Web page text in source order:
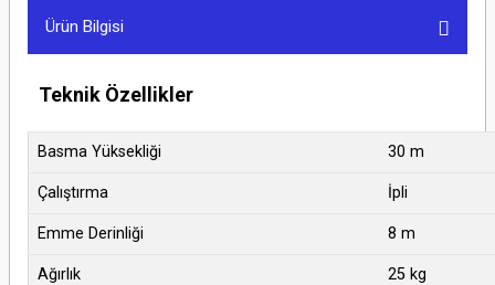
Ürün Bilgisi
Teknik Özellikler
Basma Yüksekliği 30 m
Çalıştırma İpli
Emme Derinliği 8 m
Ağırlık 25 kg